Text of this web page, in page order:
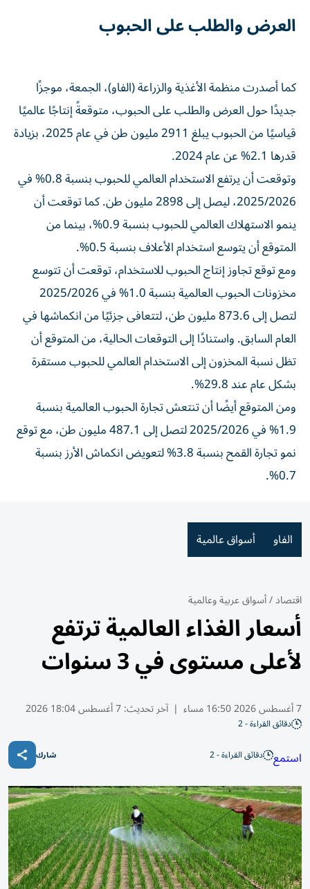
العرض والطلب على الحبوب
كما أصدرت منظمة الأغذية والزراعة (الفاو)، الجمعة، موجزًا ​​
جديدًا حول العرض والطلب على الحبوب، متوقعةً إنتاجًا عالميًا
قياسيًا من الحبوب يبلغ 2911 مليون طن في عام 2025، بزيادة
قدرها 2.1% عن عام 2024.
وتوقعت أن يرتفع الاستخدام العالمي للحبوب بنسبة 0.8% في
2025/2026، ليصل إلى 2898 مليون طن. كما توقعت أن
ينمو الاستهلاك العالمي للحبوب بنسبة 0.9%، بينما من
المتوقع أن يتوسع استخدام الأعلاف بنسبة 0.5%.
ومع توقع تجاوز إنتاج الحبوب للاستخدام، توقعت أن تتوسع
مخزونات الحبوب العالمية بنسبة 1.0% في 2025/2026
لتصل إلى 873.6 مليون طن، لتتعافى جزئيًا من انكماشها في
العام السابق. واستنادًا إلى التوقعات الحالية، من المتوقع أن
تظل نسبة المخزون إلى الاستخدام العالمي للحبوب مستقرة
بشكل عام عند 29.8%.
ومن المتوقع أيضًا أن تنتعش تجارة الحبوب العالمية بنسبة
1.9% في 2025/2026 لتصل إلى 487.1 مليون طن، مع توقع
نمو تجارة القمح بنسبة 3.8% لتعويض انكماش الأرز بنسبة
0.7%.
الفاو أسواق عالمية
اقتصاد/أسواق عربية وعالمية
أسعار الغذاء العالمية ترتفع
لأعلى مستوى في 3 سنوات
7 أغسطس 2026 16:50 مساء | آخر تحديث:7 أغسطس 18:04 2026
دقائق القراءة - 2
استمع دقائق القراءة - 2 شارك